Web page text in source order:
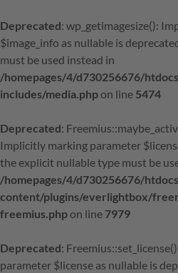
Deprecated: wp_getimagesize():
$image_info as nullable is
must be used instead in
/homepages/4/d730256676/
includes/media.phpon line 5474
Deprecated:
Implicitly marking parameter
the explicit nullable type must be
/homepages/4/d730256676/
content/plugins/everlightbox/
freemius.phpon line 7979
Deprecated:
parameter $license as nullable is